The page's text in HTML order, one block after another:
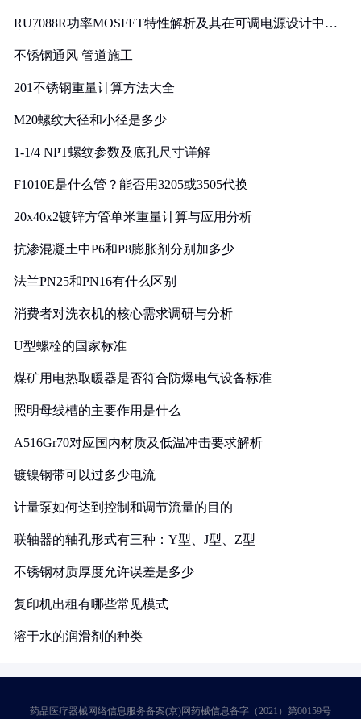
RU7088R功率MOSFET特性解析及其在可调电源设计中的
不锈钢通风 管道施工
201不锈钢重量计算方法大全
M20螺纹大径和小径是多少
1-1/4 NPT螺纹参数及底孔尺寸详解
F1010E是什么管？能否用3205或3505代换
20x40x2镀锌方管单米重量计算与应用分析
抗渗混凝土中P6和P8膨胀剂分别加多少
法兰PN25和PN16有什么区别
消费者对洗衣机的核心需求调研与分析
U型螺栓的国家标准
煤矿用电热取暖器是否符合防爆电气设备标准
照明母线槽的主要作用是什么
A516Gr70对应国内材质及低温冲击要求解析
镀镍钢带可以过多少电流
计量泵如何达到控制和调节流量的目的
联轴器的轴孔形式有三种：Y型、J型、Z型
不锈钢材质厚度允许误差是多少
复印机出租有哪些常见模式
溶于水的润滑剂的种类
药品医疗器械网络信息服务备案(京)网药械信息备字（2021）第00159号